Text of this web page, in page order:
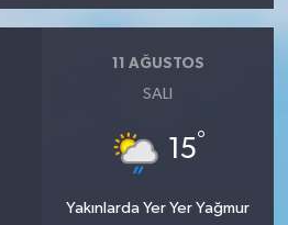
11 AĞUSTOS
SALI
15°
Yakınlarda Yer Yer Yağmur